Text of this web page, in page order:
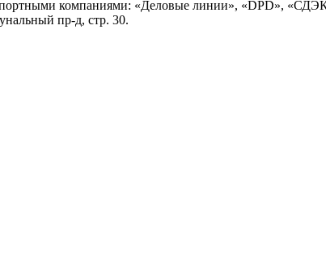
компаниями: «Деловые линии», «DPD»,
пр-д, стр. 30.